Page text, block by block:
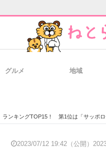
グルメ 地域
キングTOP15！ 第1位は「サッポロ一番
2023/07/12 19:42（公開）